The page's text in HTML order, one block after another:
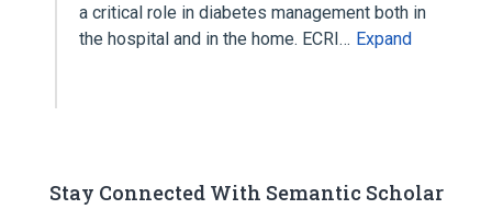
a critical role in diabetes management both in
the hospital and in the home. ECRI… Expand
Stay Connected With Semantic Scholar